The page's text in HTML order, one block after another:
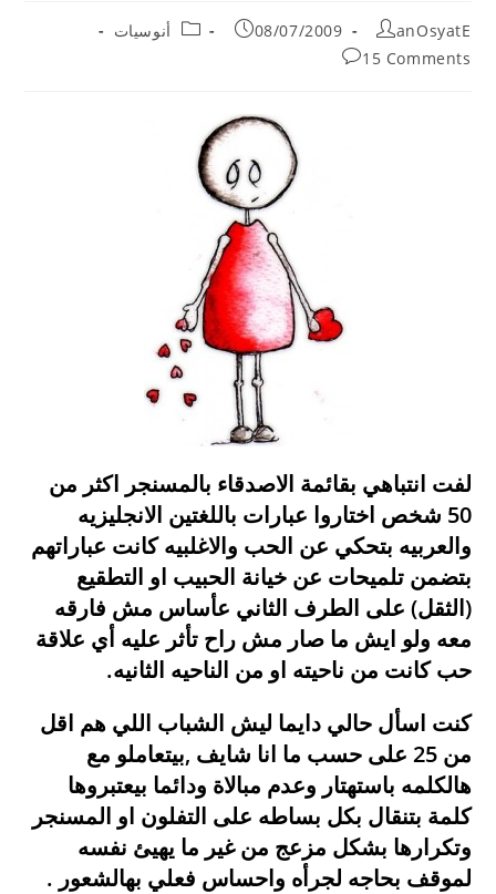
Post
author:
anOsyatE
Post
published:
08/07/2009
Postأنوسيات
Post
15 Comments
لفت انتباهي بقائمة الاصدقاء بالمسنجر اكثر من
50 شخص اختاروا عبارات باللغتين الانجليزيه
والعربيه بتحكي عن الحب والاغلبيه كانت عباراتهم
بتضمن تلميحات عن خيانة الحبيب او التطقيع
(الثقل) على الطرف الثاني عأساس مش فارقه
معه ولو ايش ما صار مش راح تأثر عليه أي علاقة
حب كانت من ناحيته او من الناحيه الثانيه.
كنت اسأل حالي دايما ليش الشباب اللي هم اقل
من 25 على حسب ما انا شايف ,بيتعاملو مع
هالكلمه باستهتار وعدم مبالاة ودائما بيعتبروها
كلمة بتنقال بكل بساطه على التفلون او المسنجر
وتكرارها بشكل مزعج من غير ما يهيئ نفسه
لموقف بحاجه لجرأه واحساس فعلي بهالشعور .